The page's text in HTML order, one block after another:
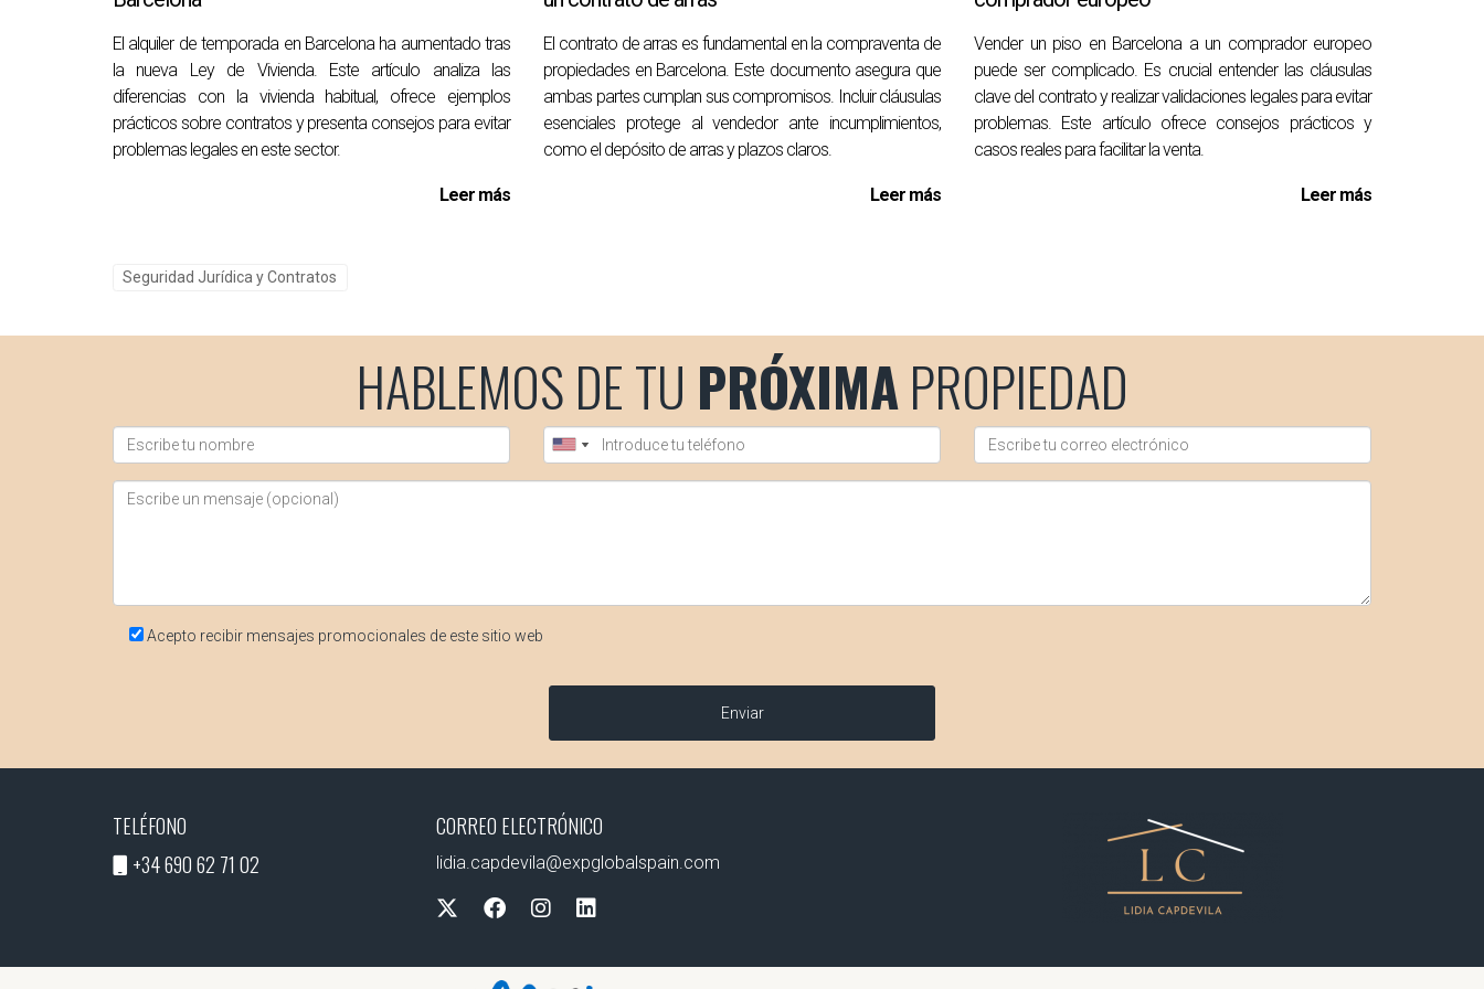
Sí, es recomendable informar a la comunidad, ya que tienen derechos sobre ciertos aspectos relacionados con el nuevo propietario.
Lidia Capdevila es una experta en gestión inmobiliaria y ventas legales en Barcelona. Si estás pensando en vender tu propiedad o necesitas orientación legal,
no dudes en ponerte en contacto conmigo al +34690627102. Estoy aquí para ayudarte a navegar por este proceso complejo con confianza y seguridad.
El alquiler de temporada en Barcelona ha aumentado tras
la nueva Ley de Vivienda. Este artículo analiza las
diferencias con la vivienda habitual, ofrece ejemplos
prácticos sobre contratos y presenta consejos para evitar
problemas legales en este sector.
Leer más
El contrato de arras es fundamental en la compraventa de
propiedades en Barcelona. Este documento asegura que
ambas partes cumplan sus compromisos. Incluir cláusulas
esenciales protege al vendedor ante incumplimientos,
como el depósito de arras y plazos claros.
Leer más
Vender un piso en Barcelona a un comprador europeo
puede ser complicado. Es crucial entender las cláusulas
clave del contrato y realizar validaciones legales para evitar
problemas. Este artículo ofrece consejos prácticos y
casos reales para facilitar la venta.
Leer más
Seguridad Jurídica y Contratos
HABLEMOS DE TU PRÓXIMAPROPIEDAD
Acepto recibir mensajes promocionales de este sitio web
Enviar
TELÉFONO
+34 690 62 71 02
CORREO ELECTRÓNICO
lidia.capdevila@expglobalspain.com